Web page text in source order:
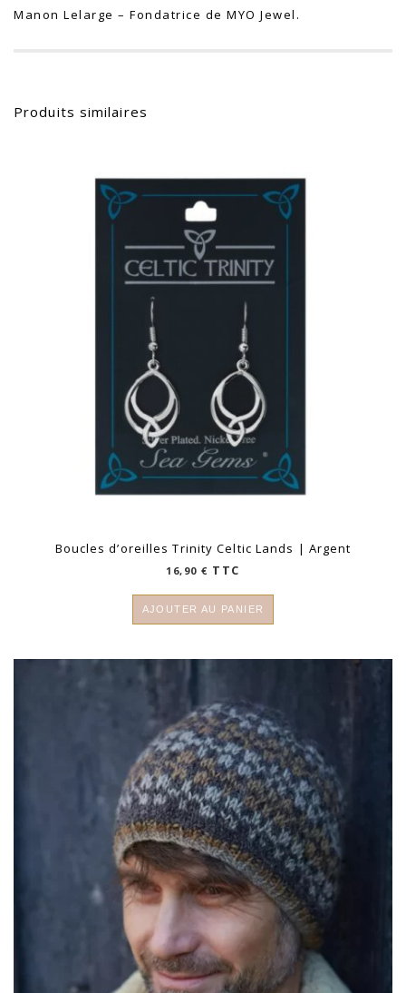
Manon Lelarge – Fondatrice de MYO Jewel.
Produits similaires
Boucles d’oreilles Trinity Celtic Lands | Argent
16,90€ TTC
AJOUTER AU PANIER